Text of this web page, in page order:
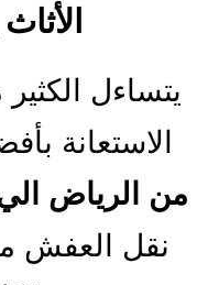
يتساءل
الاستعانة
من الرياض
نقل العفش